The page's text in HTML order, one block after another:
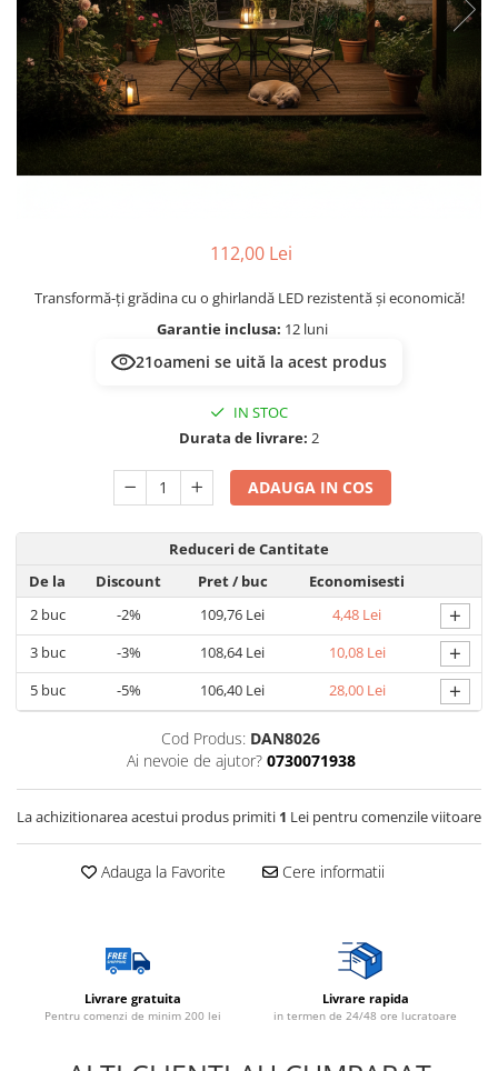
Lampi emergente
Lustre
Spoturi led pe sina
Prelungitoare/Derulatoare
Prize
Starter/Droser
Triplu Stecher
Întrerupătoare/Comutatoare
112,00 Lei
Transformă-ți grădina cu o ghirlandă LED rezistentă și economică!
Garantie inclusa: 12 luni
21oameni se uită la acest produs
IN STOC
Durata de livrare: 2
ADAUGA IN COS
Reduceri de Cantitate
De la
Discount Pret/ buc
Economisesti
2buc -2% 109,76 Lei 4,48 Lei +
3buc -3% 108,64 Lei 10,08 Lei +
5buc -5% 106,40 Lei 28,00 Lei +
Cod Produs: DAN8026
Ai nevoie de ajutor? 0730071938
La achizitionarea acestui produs primiti 1 Lei pentru comenzile viitoare
Adauga la Favorite Cere informatii
Livrare gratuita
Pentru comenzi de minim 200 lei
Livrare rapida
in termen de 24/48 ore lucratoare